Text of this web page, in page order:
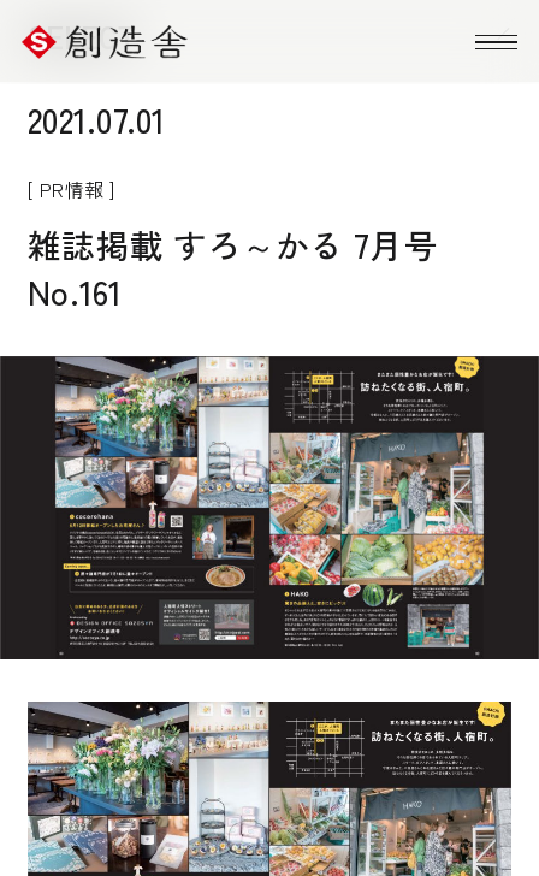
SELECT
CATEGORY
ALL
ALL 2026年
2025年
2024年
2023年
2022年
2021年
2020年
2021.07.01
[ PR情報 ]
雑誌掲載 すろ～かる 7月号
No.161